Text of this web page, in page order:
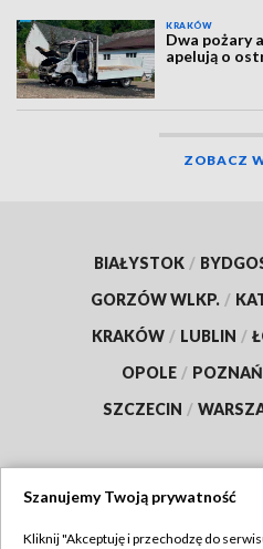
KRAKÓW
Dwa pożary
apelują o
ZOBACZ
BIAŁYSTOK /
GORZÓW WLKP. /
KRAKÓW / LUBLIN /
OPOLE / POZNAŃ
SZCZECIN /
Szanujemy Twoją prywatność
Kliknij "Akceptuję i przechodzę do